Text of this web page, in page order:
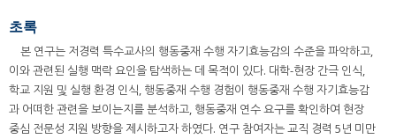
초록
본 연구는 저경력 특수교사의 행동중재 수행 자기효능감의 수준을 파악하고,
이와 관련된 실행 맥락 요인을 탐색하는 데 목적이 있다. 대학-현장 간극 인식,
학교 지원 및 실행 환경 인식, 행동중재 수행 경험이 행동중재 수행 자기효능감
과 어떠한 관련을 보이는지를 분석하고, 행동중재 연수 요구를 확인하여 현장
중심 전문성 지원 방향을 제시하고자 하였다. 연구 참여자는 교직 경력 5년 미만